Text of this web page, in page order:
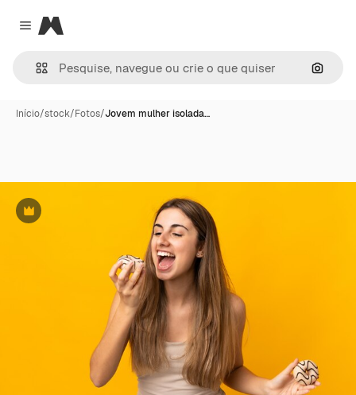
Close menu
Magnific
Início/stock/Fotos/Jovem mulher isolada…
Premium